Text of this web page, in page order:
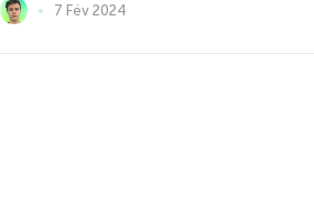
7 Fév 2024